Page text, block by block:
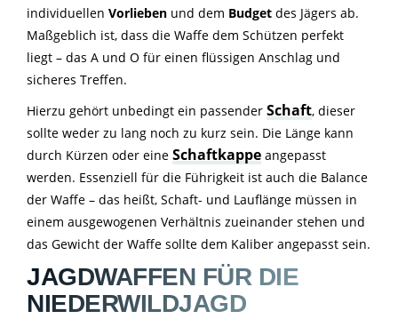
individuellen Vorlieben und dem Budget des Jägers ab.
Maßgeblich ist, dass die Waffe dem Schützen perfekt
liegt – das A und O für einen flüssigen Anschlag und
sicheres Treffen.
Hierzu gehört unbedingt ein passender Schaft, dieser
sollte weder zu lang noch zu kurz sein. Die Länge kann
durch Kürzen oder eine Schaftkappe angepasst
werden. Essenziell für die Führigkeit ist auch die Balance
der Waffe – das heißt, Schaft- und Lauflänge müssen in
einem ausgewogenen Verhältnis zueinander stehen und
das Gewicht der Waffe sollte dem Kaliber angepasst sein.
JAGDWAFFEN FÜR DIE
NIEDERWILDJAGD